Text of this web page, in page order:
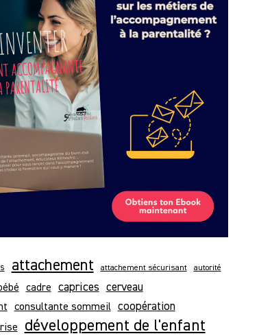
attachement attachement sécurisant autorité
cadre caprices cerveau
consultante sommeil coopération
développement de l'enfant